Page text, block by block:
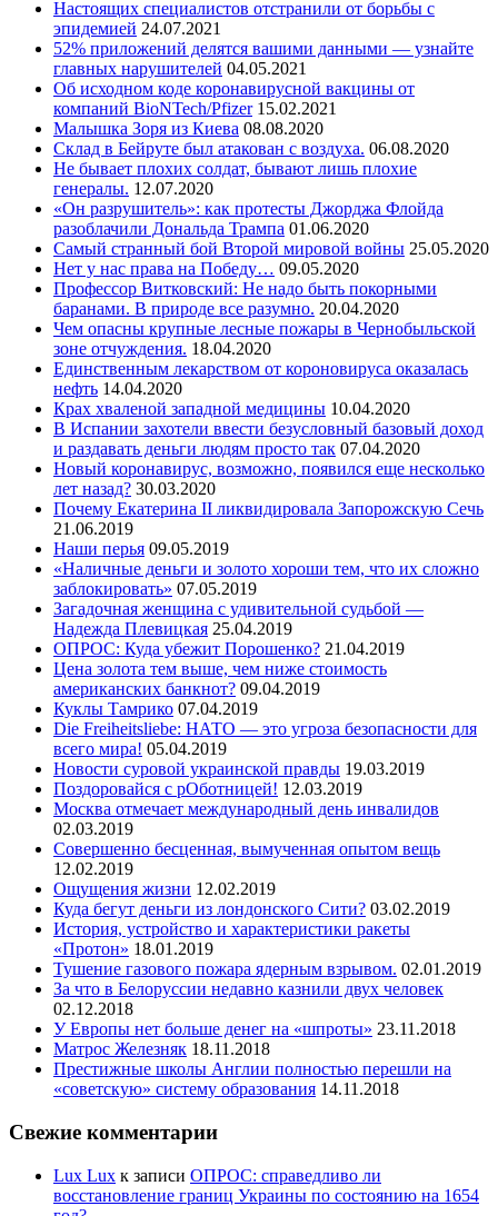
Настоящих специалистов отстранили от борьбы с
эпидемией 24.07.2021
52% приложений делятся вашими данными — узнайте
главных нарушителей 04.05.2021
Об исходном коде коронавирусной вакцины от
компаний BioNTech/Pfizer 15.02.2021
Малышка Зоря из Киева 08.08.2020
Склад в Бейруте был атакован с воздуха. 06.08.2020
Не бывает плохих солдат, бывают лишь плохие
генералы. 12.07.2020
«Он разрушитель»: как протесты Джорджа Флойда
разоблачили Дональда Трампа 01.06.2020
Самый странный бой Второй мировой войны 25.05.2020
Нет у нас права на Победу… 09.05.2020
Профессор Витковский: Не надо быть покорными
баранами. В природе все разумно. 20.04.2020
Чем опасны крупные лесные пожары в Чернобыльской
зоне отчуждения. 18.04.2020
Единственным лекарством от короновируса оказалась
нефть 14.04.2020
Крах хваленой западной медицины 10.04.2020
В Испании захотели ввести безусловный базовый доход
и раздавать деньги людям просто так 07.04.2020
Новый коронавирус, возможно, появился еще несколько
лет назад? 30.03.2020
Почему Екатерина II ликвидировала Запорожскую Сечь
21.06.2019
Наши перья 09.05.2019
«Наличные деньги и золото хороши тем, что их сложно
заблокировать» 07.05.2019
Загадочная женщина с удивительной судьбой —
Надежда Плевицкая 25.04.2019
ОПРОС: Куда убежит Порошенко? 21.04.2019
Цена золота тем выше, чем ниже стоимость
американских банкнот? 09.04.2019
Куклы Тамрико 07.04.2019
Die Freiheitsliebe: НАТО — это угроза безопасности для
всего мира! 05.04.2019
Новости суровой украинской правды 19.03.2019
Поздоровайся с рОботницей! 12.03.2019
Москва отмечает международный день инвалидов
02.03.2019
Совершенно бесценная, вымученная опытом вещь
12.02.2019
Ощущения жизни 12.02.2019
Куда бегут деньги из лондонского Сити? 03.02.2019
История, устройство и характеристики ракеты
«Протон» 18.01.2019
Тушение газового пожара ядерным взрывом. 02.01.2019
За что в Белоруссии недавно казнили двух человек
02.12.2018
У Европы нет больше денег на «шпроты» 23.11.2018
Матрос Железняк 18.11.2018
Престижные школы Англии полностью перешли на
«советскую» систему образования 14.11.2018
Свежие комментарии
Lux Lux к записи ОПРОС: справедливо ли
восстановление границ Украины по состоянию на 1654